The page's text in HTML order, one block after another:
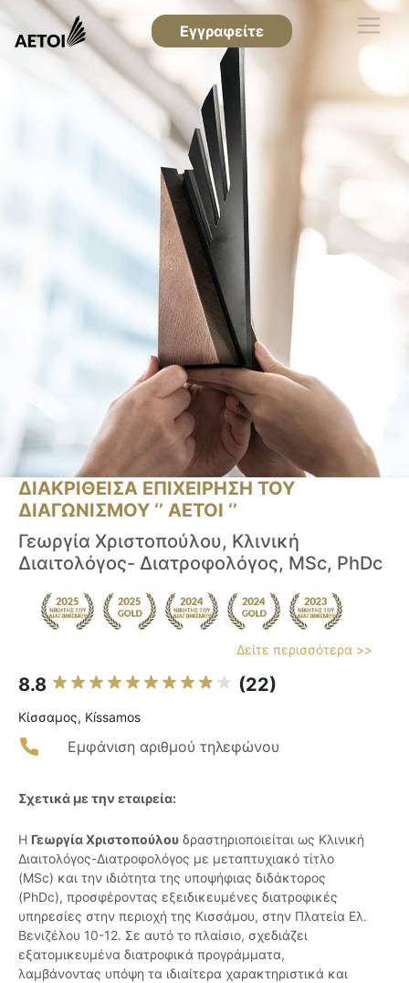
Εγγραφείτε
ΔΙΑΚΡΙΘΕΙΣΑ ΕΠΙΧΕΙΡΗΣΗ ΤΟΥ
ΔΙΑΓΩΝΙΣΜΟΥ ‘’ ΑΕΤΟΙ ‘’
Γεωργία Χριστοπούλου, Κλινική
Διαιτολόγος- Διατροφολόγος, MSc, PhDc
Δείτε περισσότερα >>
8.8 (22)
Κίσσαμος, Kíssamos
Εμφάνιση αριθμού τηλεφώνου
Σχετικά με την εταιρεία:
Η Γεωργία Χριστοπούλου δραστηριοποιείται ως Κλινική
Διαιτολόγος-Διατροφολόγος με μεταπτυχιακό τίτλο
(MSc) και την ιδιότητα της υποψήφιας διδάκτορος
(PhDc), προσφέροντας εξειδικευμένες διατροφικές
υπηρεσίες στην περιοχή της Κισσάμου, στην Πλατεία Ελ.
Βενιζέλου 10-12. Σε αυτό το πλαίσιο, σχεδιάζει
εξατομικευμένα διατροφικά προγράμματα,
λαμβάνοντας υπόψη τα ιδιαίτερα χαρακτηριστικά και